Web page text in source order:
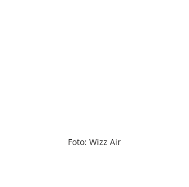
Foto: Wizz Air